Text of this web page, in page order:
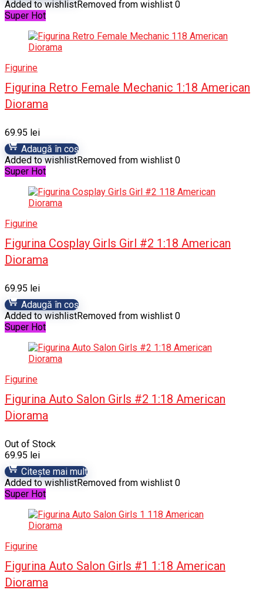
Added to wishlistRemoved from wishlist 0
Super Hot
Figurine
Figurina Retro Female Mechanic 1:18 American
Diorama
69.95 lei
Adaugă în coș
Added to wishlistRemoved from wishlist 0
Super Hot
Figurine
Figurina Cosplay Girls Girl #2 1:18 American
Diorama
69.95 lei
Adaugă în coș
Added to wishlistRemoved from wishlist 0
Super Hot
Figurine
Figurina Auto Salon Girls #2 1:18 American
Diorama
Out of Stock
69.95 lei
Citește mai mult
Added to wishlistRemoved from wishlist 0
Super Hot
Figurine
Figurina Auto Salon Girls #1 1:18 American
Diorama